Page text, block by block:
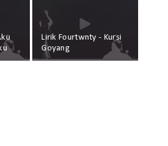
Lirik Fourtwnty - Kursi
Goyang